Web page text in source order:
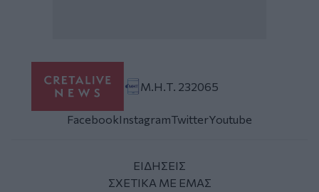
Μ.Η.Τ. 232065
FacebookInstagramTwitterYoutube
ΕΙΔΗΣΕΙΣ
ΣΧΕΤΙΚΑ ΜΕ ΕΜΑΣ